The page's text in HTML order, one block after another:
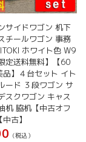
サイドワゴン 机下
チールワゴン 事務
ホワイト色 W9
定送料無料】【60
品】４台セット イト
ード ３段ワゴン サ
スクワゴン キャス
机 脇机【中古オフ
古】
(税込）